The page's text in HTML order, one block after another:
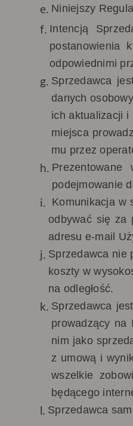
Niniejszy
Intencją
postanowienia
odpowiednimi
Sprzedawca
danych
ich aktualizacji i
miejsca
mu przez
podejmowanie
Komunikacja w
odbywać się za
adresu e-mail
Sprzedawca nie
koszty w
na odległość.
Sprzedawca
prowadzący na
nim jako
z umową i
wszelkie
będącego
Sprzedawca